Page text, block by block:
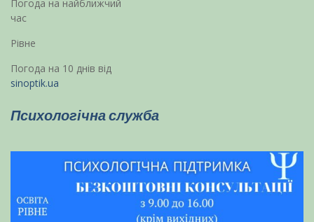
Погода на найближчий
час
Рівне
Погода на 10 днів від
sinoptik.ua
Психологічна служба